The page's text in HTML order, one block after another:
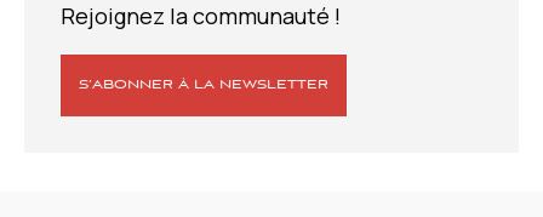
Rejoignez la communauté !
S’ABONNER À LA NEWSLETTER